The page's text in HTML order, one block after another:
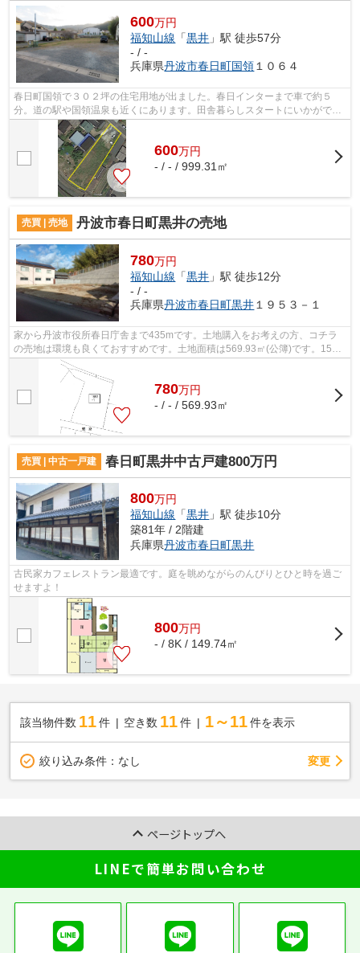
600万円
福知山線 「黒井 」駅 徒歩57分
- / -
兵庫県丹波市春日町国領１０６４
春日町国領で３０２坪の住宅用地が出ました。春日インターまで車で約５
分。道の駅や国領温泉も近くにあります。田舎暮らしスタートにいかがです
か？
600万円
- / - / 999.31㎡
売買 | 売地 丹波市春日町黒井の売地
780万円
福知山線 「黒井 」駅 徒歩12分
- / -
兵庫県丹波市春日町黒井 １９５３－１
家から丹波市役所春日庁舎まで435mです。土地購入をお考えの方、コチラ
の売地は環境も良くておすすめです。土地面積は569.93㎡(公簿)です。15メ
ートル以上の土地と接する道幅があると...
780万円
- / - / 569.93㎡
売買 | 中古一戸建 春日町黒井中古戸建800万円
800万円
福知山線 「黒井 」駅 徒歩10分
築81年 / 2階建
兵庫県丹波市春日町黒井
古民家カフェレストラン最適です。庭を眺めながらのんびりとひと時を過ご
せますよ！
800万円
- / 8K / 149.74㎡
該当物件数 11件 空き数 11 件 1～11 件を表示
絞り込み条件： なし 変更
ページトップへ
LINEで簡単お問い合わせ